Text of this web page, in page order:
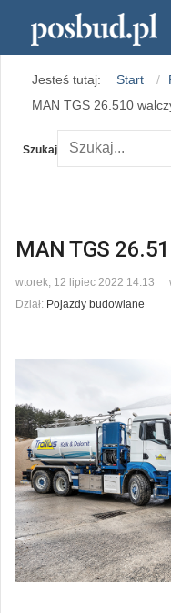
Jesteś tutaj: Start
MAN TGS 26.510
Szukaj
MAN TGS
wtorek, 12 lipiec 2022 14:13
Dział: Pojazdy budowlane